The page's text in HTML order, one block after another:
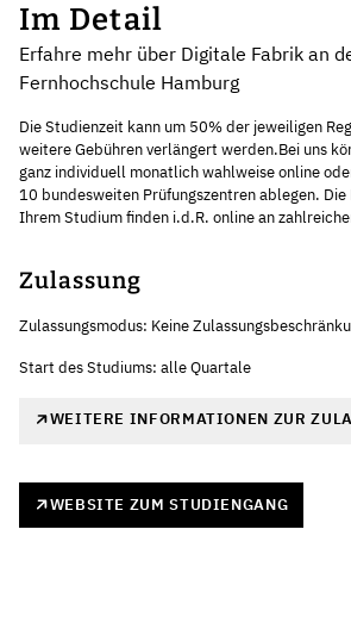
Im Detail
Erfahre mehr über Digitale Fabrik an
Fernhochschule Hamburg
Die Studienzeit kann um 50% der jeweiligen
weitere Gebühren verlängert werden.Bei uns
ganz individuell monatlich wahlweise online
10 bundesweiten Prüfungszentren ablegen.
Ihrem Studium finden i.d.R. online an
Zulassung
Zulassungsmodus: Keine
Start des Studiums: alle Quartale
WEITERE INFORMATIONEN ZUR
WEBSITE ZUM STUDIENGANG